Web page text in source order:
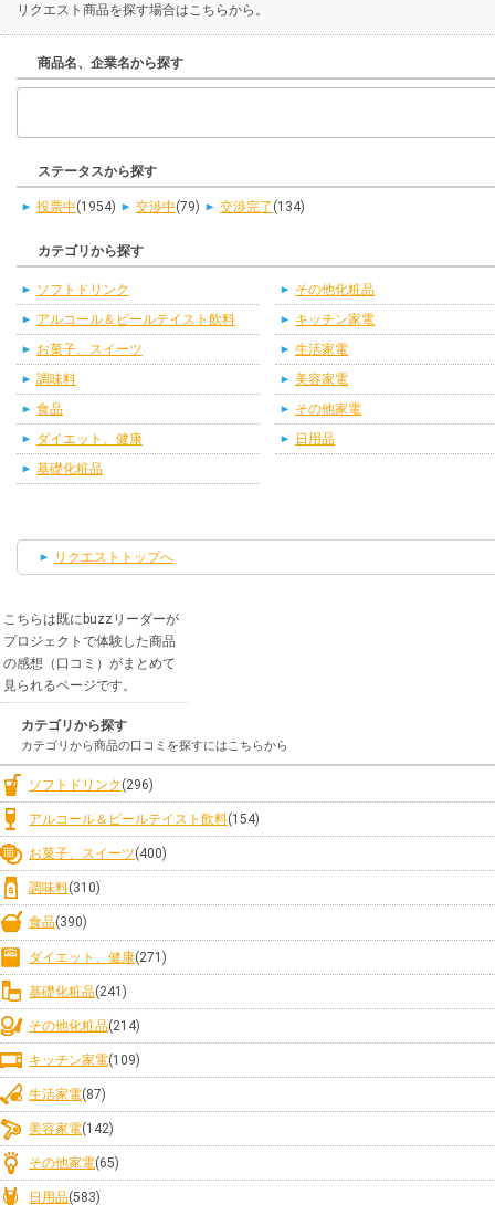
リクエスト商品を探す場合はこちらから。
商品名、企業名から探す
ステータスから探す
投票中(1954) 交渉中(79) 交渉完了 (134)
カテゴリから探す
ソフトドリンク
アルコール＆ビールテイスト飲料
お菓子、スイーツ
調味料
食品
ダイエット、健康
基礎化粧品
その他化粧品
キッチン家電
生活家電
美容家電
その他家電
日用品
リクエストトップへ
こちらは既にbuzzリーダーが
プロジェクトで体験した商品
の感想（口コミ）がまとめて
見られるページです。
カテゴリから探す
カテゴリから商品の口コミを探すにはこちらから
ソフトドリンク (296)
アルコール＆ビールテイスト飲料(154)
お菓子、スイーツ(400)
調味料(310)
食品(390)
ダイエット、健康(271)
基礎化粧品(241)
その他化粧品(214)
キッチン家電(109)
生活家電(87)
美容家電(142)
その他家電(65)
日用品(583)